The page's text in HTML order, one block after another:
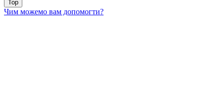
Top
Чим можемо вам допомогти?